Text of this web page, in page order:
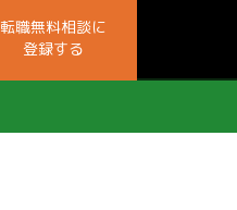
転職無料相談に
登録する